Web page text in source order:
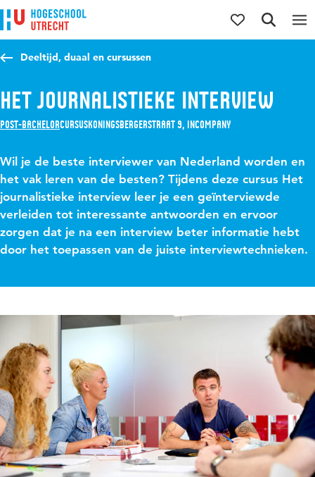
Direct naar de inhoud
Direct naar de hoofdnavigatie
Direct naar de zoekfunctie
Deeltijd, duaal en cursussen
Het journalistieke interview
Post-bachelorCursusKoningsbergerstraat 9, Incompany
Wil je de beste interviewer van Nederland worden en
het vak leren van de besten? Tijdens deze cursus Het
journalistieke interview leer je een geïnterviewde
verleiden tot interessante antwoorden en ervoor
zorgen dat je na een interview beter informatie hebt
door het toepassen van de juiste interviewtechnieken.